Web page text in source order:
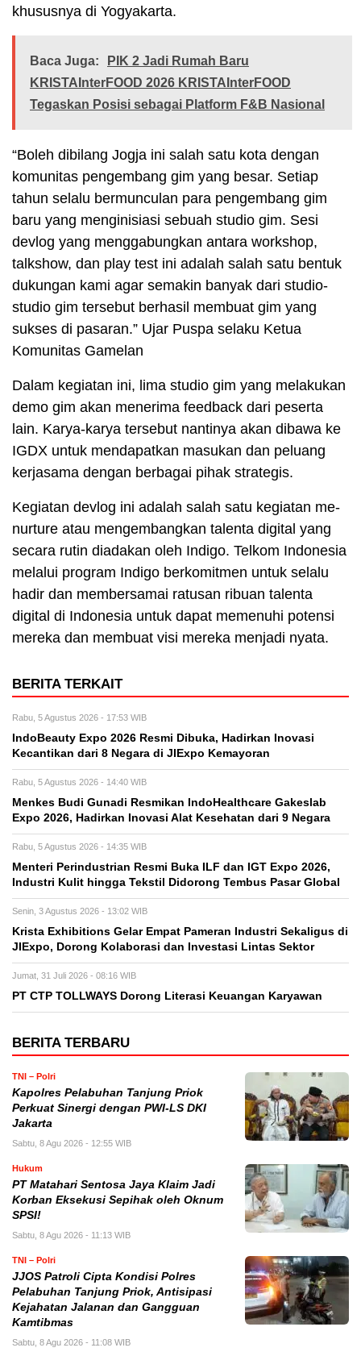
khususnya di Yogyakarta.
Baca Juga:
PIK 2 Jadi Rumah Baru
KRISTAInterFOOD 2026 KRISTAInterFOOD
Tegaskan Posisi sebagai Platform F&B Nasional
“Boleh dibilang Jogja ini salah satu kota dengan
komunitas pengembang gim yang besar. Setiap
tahun selalu bermunculan para pengembang gim
baru yang menginisiasi sebuah studio gim. Sesi
devlog yang menggabungkan antara workshop,
talkshow, dan play test ini adalah salah satu bentuk
dukungan kami agar semakin banyak dari studio-
studio gim tersebut berhasil membuat gim yang
sukses di pasaran.” Ujar Puspa selaku Ketua
Komunitas Gamelan
Dalam kegiatan ini, lima studio gim yang melakukan
demo gim akan menerima feedback dari peserta
lain. Karya-karya tersebut nantinya akan dibawa ke
IGDX untuk mendapatkan masukan dan peluang
kerjasama dengan berbagai pihak strategis.
Kegiatan devlog ini adalah salah satu kegiatan me-
nurture atau mengembangkan talenta digital yang
secara rutin diadakan oleh Indigo. Telkom Indonesia
melalui program Indigo berkomitmen untuk selalu
hadir dan membersamai ratusan ribuan talenta
digital di Indonesia untuk dapat memenuhi potensi
mereka dan membuat visi mereka menjadi nyata.
BERITA TERKAIT
Rabu, 5 Agustus 2026 - 17:53 WIB
IndoBeauty Expo 2026 Resmi Dibuka, Hadirkan Inovasi
Kecantikan dari 8 Negara di JIExpo Kemayoran
Rabu, 5 Agustus 2026 - 14:40 WIB
Menkes Budi Gunadi Resmikan IndoHealthcare Gakeslab
Expo 2026, Hadirkan Inovasi Alat Kesehatan dari 9 Negara
Rabu, 5 Agustus 2026 - 14:35 WIB
Menteri Perindustrian Resmi Buka ILF dan IGT Expo 2026,
Industri Kulit hingga Tekstil Didorong Tembus Pasar Global
Senin, 3 Agustus 2026 - 13:02 WIB
Krista Exhibitions Gelar Empat Pameran Industri Sekaligus di
JIExpo, Dorong Kolaborasi dan Investasi Lintas Sektor
Jumat, 31 Juli 2026 - 08:16 WIB
PT CTP TOLLWAYS Dorong Literasi Keuangan Karyawan
BERITA TERBARU
TNI – Polri
Kapolres Pelabuhan Tanjung Priok
Perkuat Sinergi dengan PWI-LS DKI
Jakarta
Sabtu, 8 Agu 2026 - 12:55 WIB
Hukum
PT Matahari Sentosa Jaya Klaim Jadi
Korban Eksekusi Sepihak oleh Oknum
SPSI!
Sabtu, 8 Agu 2026 - 11:13 WIB
TNI – Polri
JJOS Patroli Cipta Kondisi Polres
Pelabuhan Tanjung Priok, Antisipasi
Kejahatan Jalanan dan Gangguan
Kamtibmas
Sabtu, 8 Agu 2026 - 11:08 WIB